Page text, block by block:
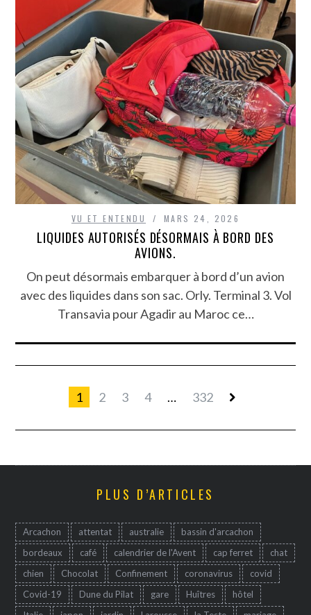
VU ET ENTENDU MARS 24, 2026
LIQUIDES AUTORISÉS DÉSORMAIS À BORD DES
AVIONS.
On peut désormais embarquer à bord d’un avion
avec des liquides dans son sac. Orly. Terminal 3. Vol
Transavia pour Agadir au Maroc ce…
1 2 3 4 … 332
PLUS D’ARTICLES
Arcachon attentat australie
bassin d'arcachon
bordeaux
café calendrier de l'Avent cap ferret
chat
chien
Chocolat Confinement coronavirus
covid
Covid-19
Dune du Pilat gare Huîtres
hôtel